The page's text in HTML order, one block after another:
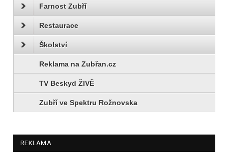
Farnost Zubří
Restaurace
Školství
Reklama na Zubřan.cz
TV Beskyd ŽIVĚ
Zubří ve Spektru Rožnovska
REKLAMA